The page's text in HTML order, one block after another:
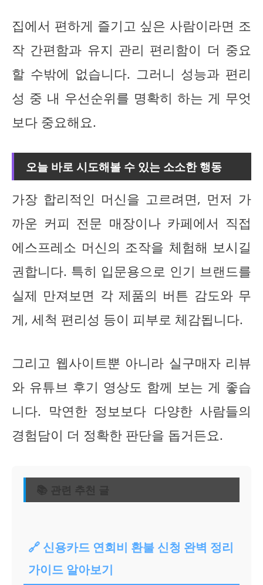
집에서 편하게 즐기고 싶은 사람이라면 조
작 간편함과 유지 관리 편리함이 더 중요
할 수밖에 없습니다. 그러니 성능과 편리
성 중 내 우선순위를 명확히 하는 게 무엇
보다 중요해요.
오늘 바로 시도해볼 수 있는 소소한 행동
가장 합리적인 머신을 고르려면, 먼저 가
까운 커피 전문 매장이나 카페에서 직접
에스프레소 머신의 조작을 체험해 보시길
권합니다. 특히 입문용으로 인기 브랜드를
실제 만져보면 각 제품의 버튼 감도와 무
게, 세척 편리성 등이 피부로 체감됩니다.
그리고 웹사이트뿐 아니라 실구매자 리뷰
와 유튜브 후기 영상도 함께 보는 게 좋습
니다. 막연한 정보보다 다양한 사람들의
경험담이 더 정확한 판단을 돕거든요.
📚 관련 추천 글
🔗 신용카드 연회비 환불 신청 완벽 정리
가이드 알아보기